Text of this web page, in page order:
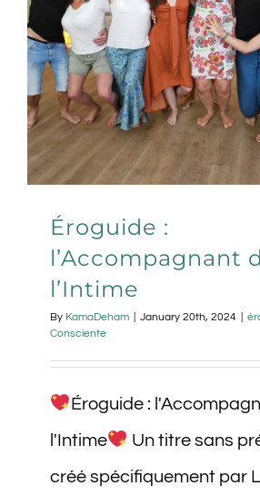
Éroguide :
l’Accompagnant
l’Intime
By KamaDeham January 20th, 2024
Consciente
Éroguide :
l'Intime
Un titre sans
créé spécifiquement par